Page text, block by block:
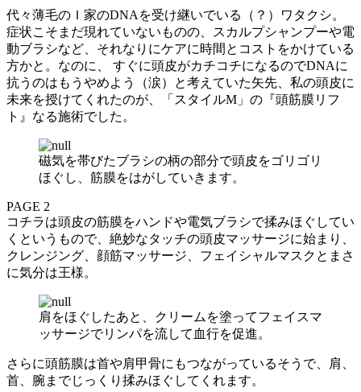
代々薄毛のＩ家のDNAを受け継いでいる（？）ワタクシ。
症状こそまだ現れていないものの、スカルプシャンプーや電
動ブラシなど、それなりにケアに時間とコストをかけている
方かと。なのに、 すぐに頭皮がカチコチになるのでDNAに
抗うのはもうやめよう（涙）と考えていた矢先、私の頭皮に
未来を授けてくれたのが、「スタイルM」の『頭筋膜リフ
ト』なる施術でした。
磁気を帯びたブラシの柄の部分で頭皮をゴリゴリ
ほぐし、筋膜をはがしていきます。
PAGE 2
コチラは頭皮の筋膜をハンドや電気ブラシで揉みほぐしてい
くというもので、絶妙なタッチの頭皮マッサージに始まり、
クレンジング、顔筋マッサージ、フェイシャルマスクとまさ
に気分は王様。
肩をほぐしたあと、クリームを塗ってフェイスマ
ッサージでリンパを流して血行を促進。
さらに頭筋膜は首や肩甲骨にもつながっているそうで、肩、
首、腕までじっくり揉みほぐしてくれます。